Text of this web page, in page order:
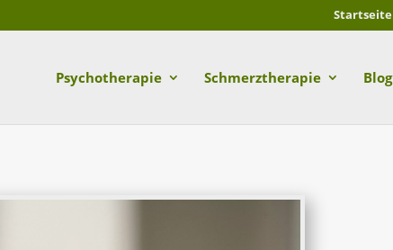
Startseite
Psychotherapie Schmerztherapie Blog